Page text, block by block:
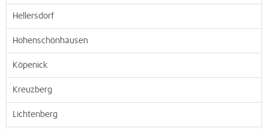
Hellersdorf
Hohenschönhausen
Köpenick
Kreuzberg
Lichtenberg